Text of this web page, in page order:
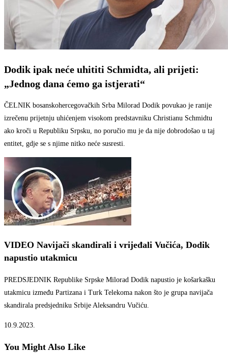
Dodik ipak neće uhititi Schmidta, ali prijeti:
„Jednog dana ćemo ga istjerati“
ČELNIK bosanskohercegovačkih Srba Milorad Dodik povukao je ranije
izrečenu prijetnju uhićenjem visokom predstavniku Christianu Schmidtu
ako kroči u Republiku Srpsku, no poručio mu je da nije dobrodošao u taj
entitet, gdje se s njime nitko neće susresti.
VIDEO Navijači skandirali i vrijeđali Vučića, Dodik
napustio utakmicu
PREDSJEDNIK Republike Srpske Milorad Dodik napustio je košarkašku
utakmicu između Partizana i Turk Telekoma nakon što je grupa navijača
skandirala predsjedniku Srbije Aleksandru Vučiću.
10.9.2023.
You Might Also Like